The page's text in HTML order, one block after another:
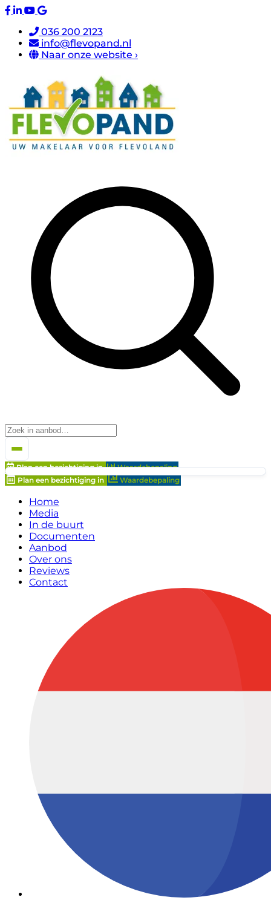
036 200 2123
info@flevopand.nl
Naar onze website ›
Plan een bezichtiging in
Waardebepaling
Plan een bezichtiging in
Waardebepaling
Home
Media
In de buurt
Documenten
Aanbod
Over ons
Reviews
Contact